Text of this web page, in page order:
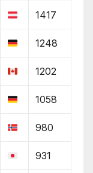
1417
1248
1202
1058
980
931